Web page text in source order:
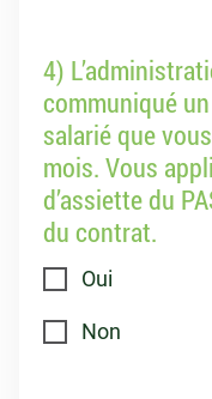
4)
communiqué
salarié que
mois. Vous
d’assiette du
du contrat.
Oui
Non